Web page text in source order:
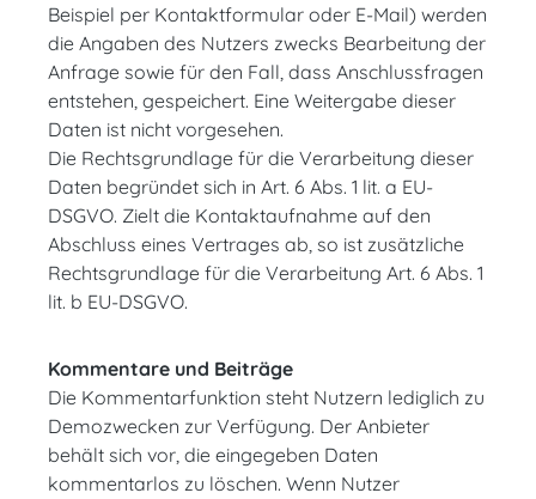
Beispiel per Kontaktformular oder E-Mail) werden
die Angaben des Nutzers zwecks Bearbeitung der
Anfrage sowie für den Fall, dass Anschlussfragen
entstehen, gespeichert. Eine Weitergabe dieser
Daten ist nicht vorgesehen.
Die Rechtsgrundlage für die Verarbeitung dieser
Daten begründet sich in Art. 6 Abs. 1 lit. a EU-
DSGVO. Zielt die Kontaktaufnahme auf den
Abschluss eines Vertrages ab, so ist zusätzliche
Rechtsgrundlage für die Verarbeitung Art. 6 Abs. 1
lit. b EU-DSGVO.
Kommentare und Beiträge
Die Kommentarfunktion steht Nutzern lediglich zu
Demozwecken zur Verfügung. Der Anbieter
behält sich vor, die eingegeben Daten
kommentarlos zu löschen. Wenn Nutzer